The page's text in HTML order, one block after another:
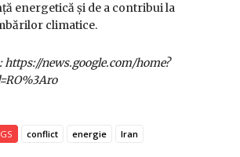
energetică și de a contribui la
climatice.
https://news.google.com/home?
conflict energie Iran